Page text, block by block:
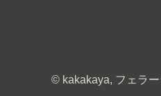
© kakakaya, フェラ